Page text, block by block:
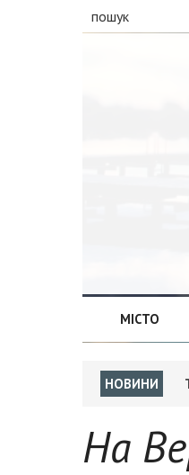
пошук
МІСТО
НОВИНИ
На